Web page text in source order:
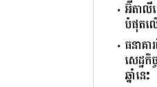
អ៊ីតាលី
បំផុត
ធនាគ
សេដ្ឋកិ
ឆ្នាំនេះ